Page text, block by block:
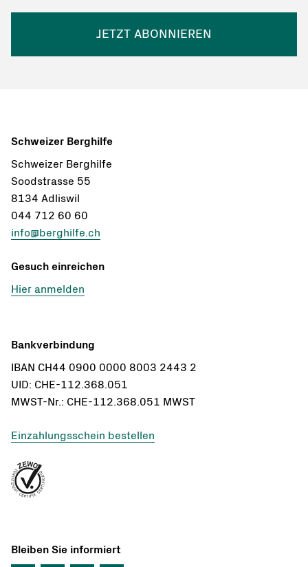
JETZT ABONNIEREN
Schweizer Berghilfe
Schweizer Berghilfe
Soodstrasse 55
8134 Adliswil
044 712 60 60
info@berghilfe.ch
Gesuch einreichen
Hier anmelden
Bankverbindung
IBAN CH44 0900 0000 8003 2443 2
UID: CHE-112.368.051
MWST-Nr.: CHE-112.368.051 MWST
Einzahlungsschein bestellen
Bleiben Sie informiert